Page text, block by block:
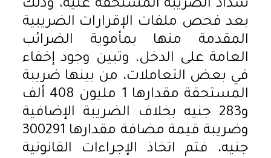
سداد الضريبة المستحقة عليه، وذلك
بعد فحص ملفات الإقرارات الضريبية
المقدمة منها بمأموية الضرائب
العامة على الدخل، وتبين وجود إخفاء
في بعض التعاملات، من بينها ضريبة
المستحقة مقدارها 1 مليون 408 ألف
و283 جنيه بخلاف الضريبة الإضافية
وضريبة قيمة مضافة مقدارها 300291
جنيه، فتم اتخاذ الإجراءات القانونية